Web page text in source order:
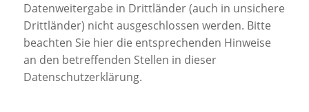
Datenweitergabe in Drittländer (auch in unsichere
Drittländer) nicht ausgeschlossen werden. Bitte
beachten Sie hier die entsprechenden Hinweise
an den betreffenden Stellen in dieser
Datenschutzerklärung.